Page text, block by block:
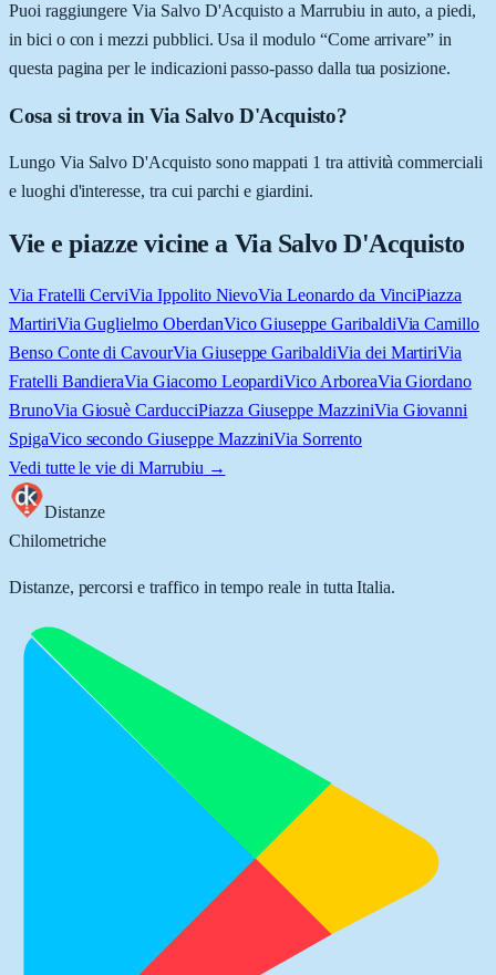
Puoi raggiungere Via Salvo D'Acquisto a Marrubiu in auto, a piedi,
in bici o con i mezzi pubblici. Usa il modulo “Come arrivare” in
questa pagina per le indicazioni passo-passo dalla tua posizione.
Cosa si trova in Via Salvo D'Acquisto?
Lungo Via Salvo D'Acquisto sono mappati 1 tra attività commerciali
e luoghi d'interesse, tra cui parchi e giardini.
Vie e piazze vicine a Via Salvo D'Acquisto
Via Fratelli CerviVia Ippolito NievoVia Leonardo da VinciPiazza
MartiriVia Guglielmo OberdanVico Giuseppe GaribaldiVia Camillo
Benso Conte di CavourVia Giuseppe GaribaldiVia dei MartiriVia
Fratelli BandieraVia Giacomo LeopardiVico ArboreaVia Giordano
BrunoVia Giosuè CarducciPiazza Giuseppe MazziniVia Giovanni
SpigaVico secondo Giuseppe MazziniVia Sorrento
Vedi tutte le vie di Marrubiu →
Distanze
Chilometriche
Distanze, percorsi e traffico in tempo reale in tutta Italia.